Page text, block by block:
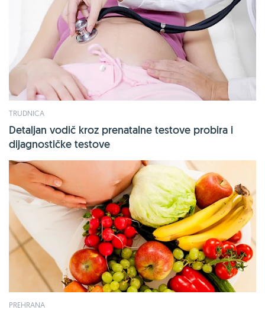
TRUDNICA
Detaljan vodič kroz prenatalne testove probira i
dijagnostičke testove
PREHRANA